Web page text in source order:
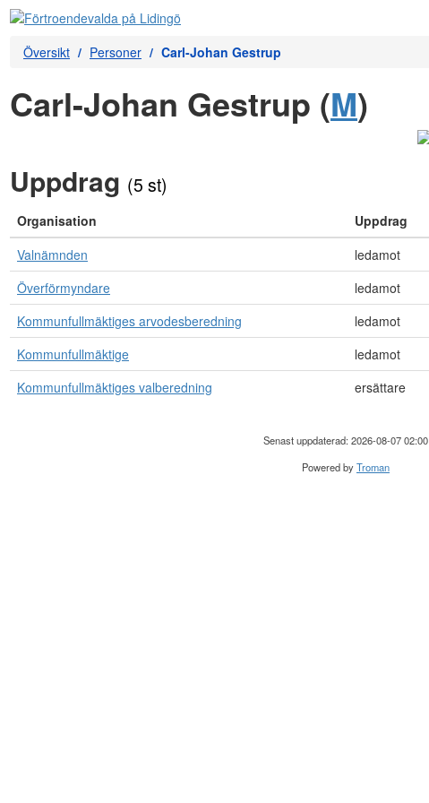
Översikt Personer Carl-Johan Gestrup
Carl-Johan Gestrup (M)
Uppdrag (5 st)
Organisation Uppdrag
Valnämnden
ledamot
Överförmyndare
ledamot
Kommunfullmäktiges arvodesberedning
ledamot
Kommunfullmäktige
ledamot
Kommunfullmäktiges valberedning
ersättare
Senast uppdaterad: 2026-08-07 02:00
Powered byTroman